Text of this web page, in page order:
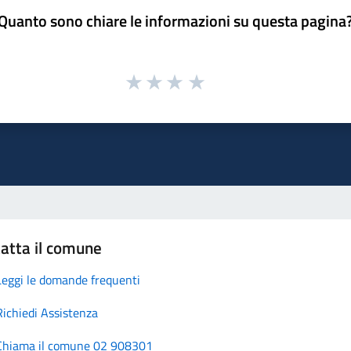
sono chiare le informazioni su questa
il comune
le domande frequenti
Assistenza
il comune 02 908301